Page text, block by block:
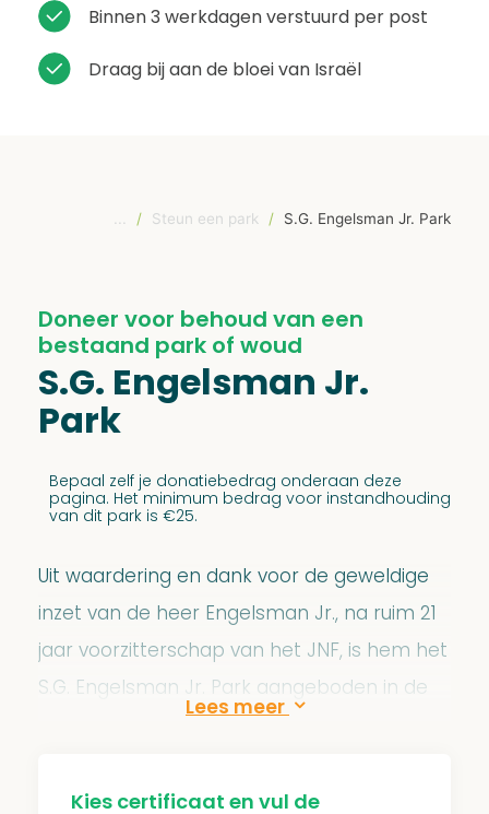
Binnen 3 werkdagen verstuurd per post
Draag bij aan de bloei van Israël
/ Steun een park / S.G. Engelsman Jr. Park
Doneer voor behoud van een
bestaand park of woud
S.G. Engelsman Jr.
Park
Bepaal zelf je donatiebedrag onderaan deze
pagina. Het minimum bedrag voor instandhouding
van dit park is €25.
Uit waardering en dank voor de geweldige
inzet van de heer Engelsman Jr., na ruim 21
jaar voorzitterschap van het JNF, is hem het
S.G. Engelsman Jr. Park aangeboden in de
Negev woestijn. Het park is geplant in en
eerst geplante woud in de Negev woestijn.
Kies certificaat en vul de